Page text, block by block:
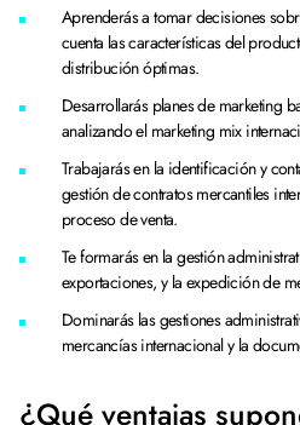
Aprenderás a tomar decisiones
cuenta las características del
distribución óptimas.
Desarrollarás planes de marketing
analizando el marketing mix
Trabajarás en la identificación y
gestión de contratos mercantiles
proceso de venta.
Te formarás en la gestión
exportaciones, y la expedición de
Dominarás las gestiones
mercancías internacional y la
¿Qué ventajas